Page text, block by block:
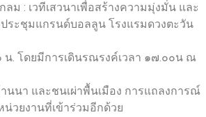
ลม : เวทีเสวนาเพื่อสร้างความมุ่งมั่น และ
ระชุมแกรนด์บอลลูน โรงแรมดวงตะวัน
น. โดยมีการเดินรณรงค์เวลา ๑๗.๐๐น ณ
นา และชนเผ่าพื้นเมือง การแถลงการณ์
วยงานที่เข้าร่วมอีกด้วย